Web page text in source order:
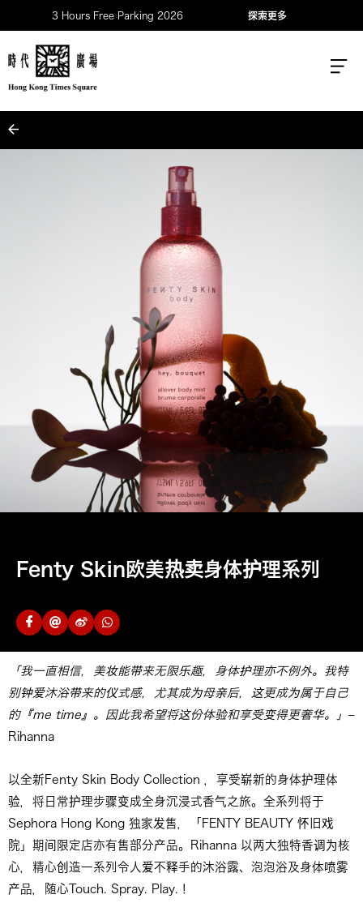
3 Hours Free Parking 2026 探索更多
Fenty Skin欧美热卖身体护理系列
「我一直相信，美妆能带来无限乐趣，身体护理亦不例外。我特
别钟爱沐浴带来的仪式感，尤其成为母亲后，这更成为属于自己
的『me time』。因此我希望将这份体验和享受变得更奢华。」 –
Rihanna
以全新Fenty Skin Body Collection ，享受崭新的身体护理体
验，将日常护理步骤变成全身沉浸式香气之旅。全系列将于
Sephora Hong Kong 独家发售，「FENTY BEAUTY 怀旧戏
院」期间限定店亦有售部分产品。Rihanna 以两大独特香调为核
心，精心创造一系列令人爱不释手的沐浴露、泡泡浴及身体喷雾
产品，随心Touch. Spray. Play.！